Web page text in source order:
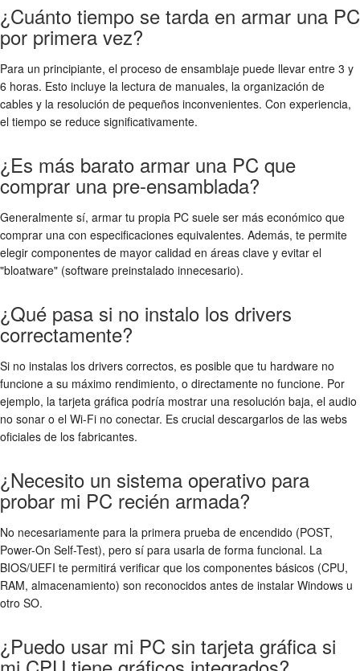
¿Cuánto tiempo se tarda en armar una PC
por primera vez?
Para un principiante, el proceso de ensamblaje puede llevar entre 3 y
6 horas. Esto incluye la lectura de manuales, la organización de
cables y la resolución de pequeños inconvenientes. Con experiencia,
el tiempo se reduce significativamente.
¿Es más barato armar una PC que
comprar una pre-ensamblada?
Generalmente sí, armar tu propia PC suele ser más económico que
comprar una con especificaciones equivalentes. Además, te permite
elegir componentes de mayor calidad en áreas clave y evitar el
"bloatware" (software preinstalado innecesario).
¿Qué pasa si no instalo los drivers
correctamente?
Si no instalas los drivers correctos, es posible que tu hardware no
funcione a su máximo rendimiento, o directamente no funcione. Por
ejemplo, la tarjeta gráfica podría mostrar una resolución baja, el audio
no sonar o el Wi-Fi no conectar. Es crucial descargarlos de las webs
oficiales de los fabricantes.
¿Necesito un sistema operativo para
probar mi PC recién armada?
No necesariamente para la primera prueba de encendido (POST,
Power-On Self-Test), pero sí para usarla de forma funcional. La
BIOS/UEFI te permitirá verificar que los componentes básicos (CPU,
RAM, almacenamiento) son reconocidos antes de instalar Windows u
otro SO.
¿Puedo usar mi PC sin tarjeta gráfica si